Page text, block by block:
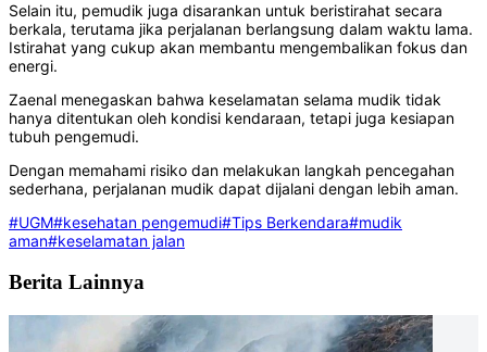
Selain itu, pemudik juga disarankan untuk beristirahat secara
berkala, terutama jika perjalanan berlangsung dalam waktu lama.
Istirahat yang cukup akan membantu mengembalikan fokus dan
energi.
Zaenal menegaskan bahwa keselamatan selama mudik tidak
hanya ditentukan oleh kondisi kendaraan, tetapi juga kesiapan
tubuh pengemudi.
Dengan memahami risiko dan melakukan langkah pencegahan
sederhana, perjalanan mudik dapat dijalani dengan lebih aman.
#UGM#kesehatan pengemudi#Tips Berkendara#mudik
aman#keselamatan jalan
Berita Lainnya